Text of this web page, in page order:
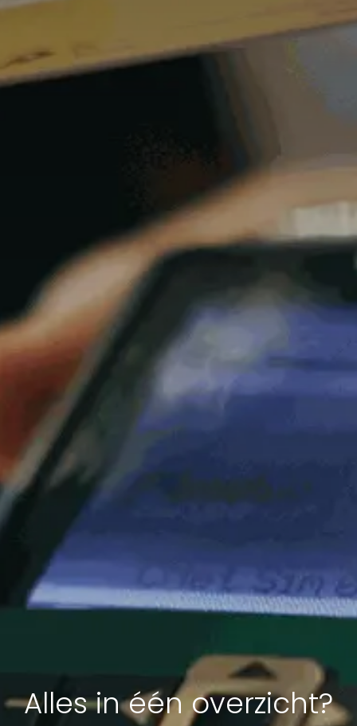
Alles in één overzicht?